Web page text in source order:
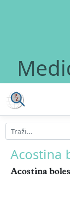
Acostina
Acostina